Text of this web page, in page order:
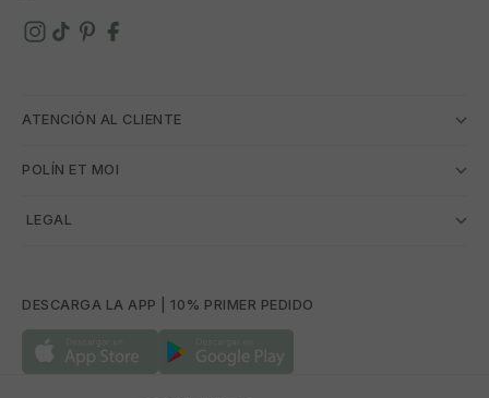
ATENCIÓN AL CLIENTE
POLÍN ET MOI
­ LEGAL
DESCARGA LA APP | 10% PRIMER PEDIDO